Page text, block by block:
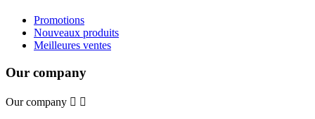
Promotions
Nouveaux produits
Meilleures ventes
Our company
Our company  